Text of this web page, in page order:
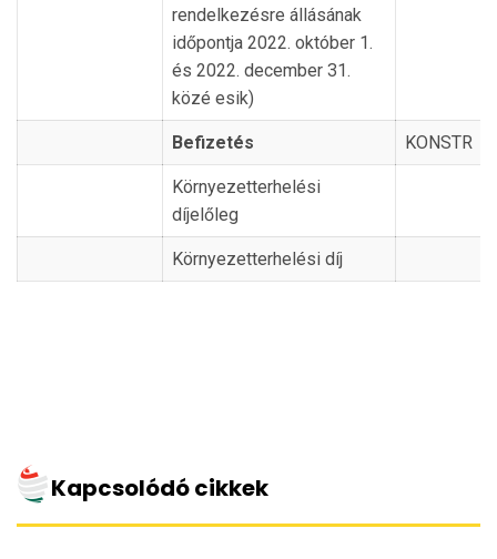
rendelkezésre állásának
időpontja 2022. október 1.
és 2022. december 31.
közé esik)
Befizetés KONSTR
Környezetterhelési
díjelőleg
Környezetterhelési díj
Kapcsolódó cikkek